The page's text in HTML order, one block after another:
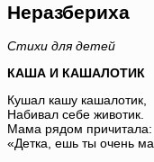
Неразбериха
Стихи для детей
КАША И КАШАЛОТИК
Кушал кашу кашалотик,
Набивал себе животик.
Мама рядом причитала:
«Детка, ешь ты очень